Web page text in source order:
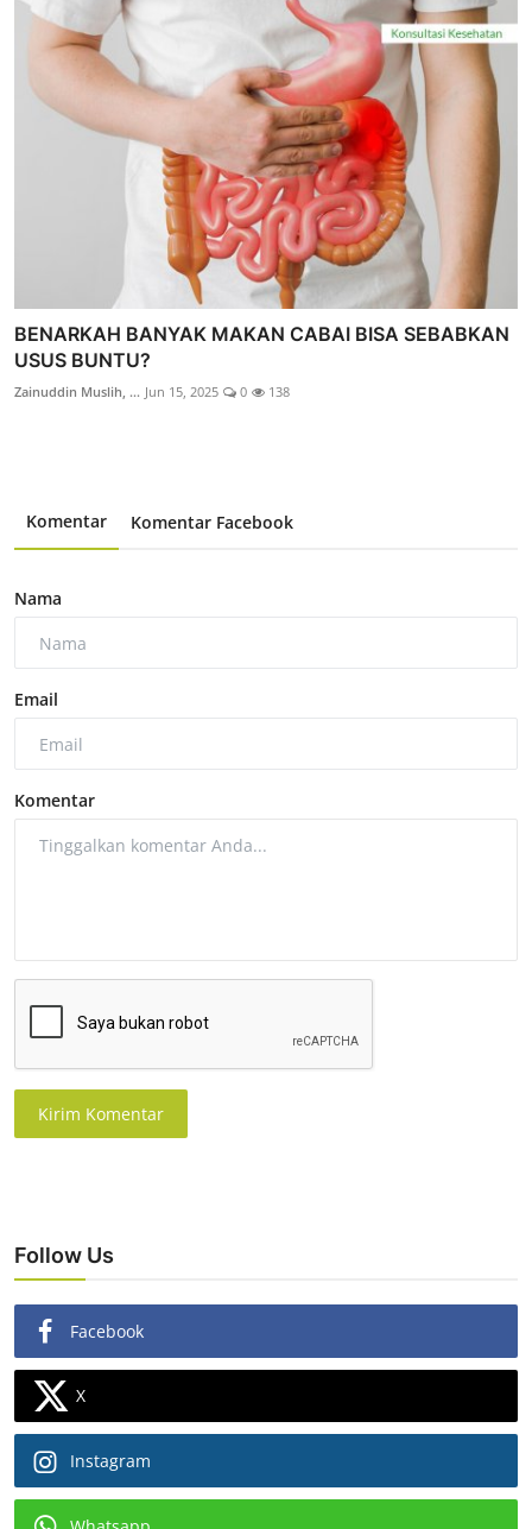
BENARKAH BANYAK MAKAN CABAI BISA SEBABKAN
USUS BUNTU?
Zainuddin Muslih, ... Jun 15, 2025 0 138
Komentar Komentar Facebook
Nama
Email
Komentar
Kirim Komentar
Follow Us
Facebook
X
Instagram